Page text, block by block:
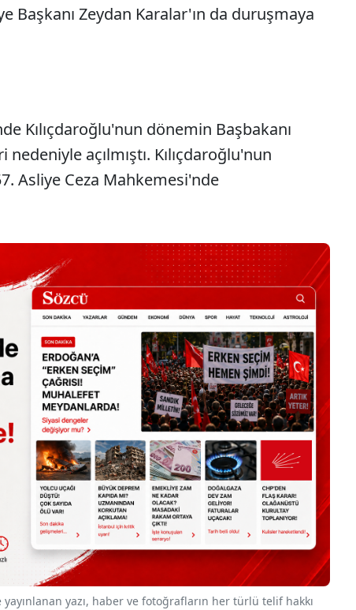
Başkanı Zeydan Karalar'ın da duruşmaya
Kılıçdaroğlu'nun dönemin Başbakanı
açılmıştı. Kılıçdaroğlu'nun
Asliye Ceza Mahkemesi'nde
yazı, haber ve fotoğrafların her türlü telif hakkı